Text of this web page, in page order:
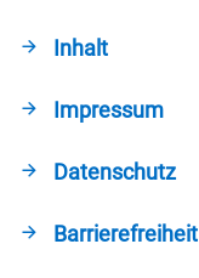
Inhalt
Impressum
Datenschutz
Barrierefreiheit